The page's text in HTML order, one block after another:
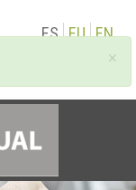
ES EU EN
×